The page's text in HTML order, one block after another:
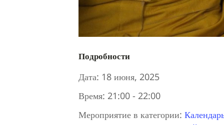
Подробности
Дата: 18 июня, 2025
Время: 21:00 - 22:00
Мероприятие в категории: